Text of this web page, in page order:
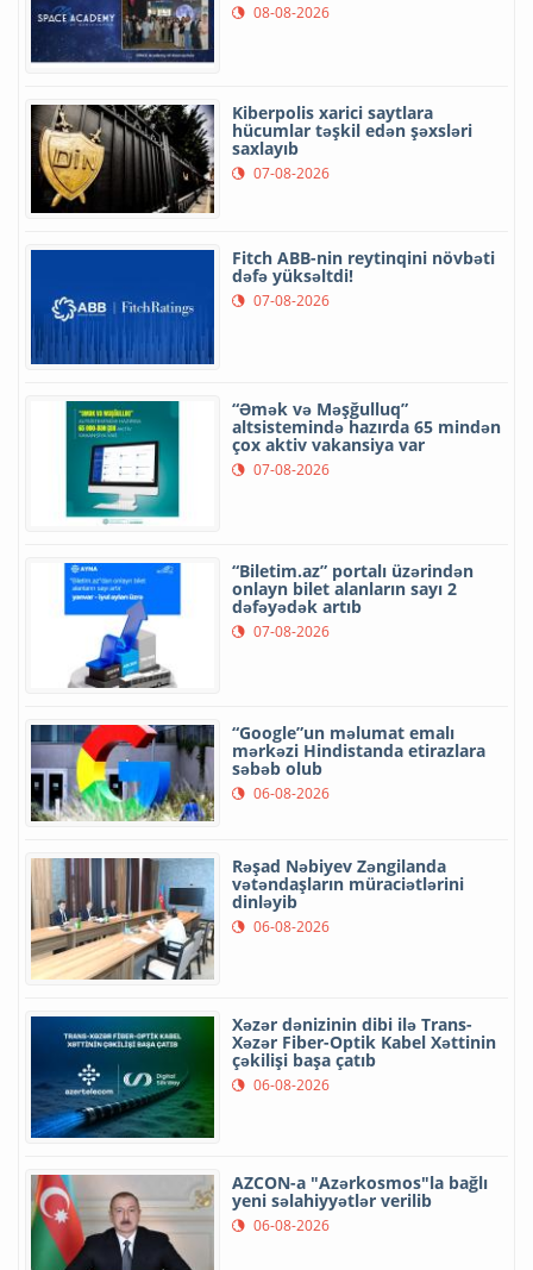
08-08-2026
Kiberpolis xarici saytlara
hücumlar təşkil edən şəxsləri
saxlayıb
07-08-2026
Fitch ABB-nin reytinqini növbəti
dəfə yüksəltdi!
07-08-2026
“Əmək və Məşğulluq”
altsistemində hazırda 65 mindən
çox aktiv vakansiya var
07-08-2026
“Biletim.az” portalı üzərindən
onlayn bilet alanların sayı 2
dəfəyədək artıb
07-08-2026
“Google”un məlumat emalı
mərkəzi Hindistanda etirazlara
səbəb olub
06-08-2026
Rəşad Nəbiyev Zəngilanda
vətəndaşların müraciətlərini
dinləyib
06-08-2026
Xəzər dənizinin dibi ilə Trans-
Xəzər Fiber-Optik Kabel Xəttinin
çəkilişi başa çatıb
06-08-2026
AZCON-a "Azərkosmos"la bağlı
yeni səlahiyyətlər verilib
06-08-2026